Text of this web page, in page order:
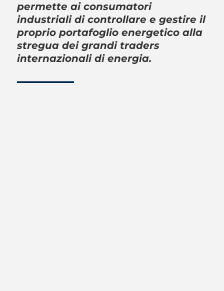
permette ai consumatori
industriali di controllare e gestire il
proprio portafoglio energetico alla
stregua dei grandi traders
internazionali di energia.